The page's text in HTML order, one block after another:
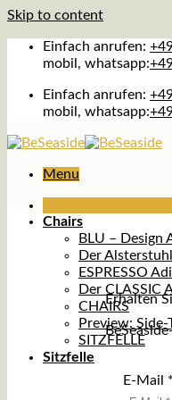
Skip to content
Einfach anrufen:
mobil, whatsapp:
Einfach anrufen:
mobil, whatsapp:
Menu
Erhalten
E-Mail *
Chairs
BLU – Design
Der
ESPRESSO
Der CLASSIC
CHAIRS
Preview: Side-
SITZFELLE
Sitzfelle